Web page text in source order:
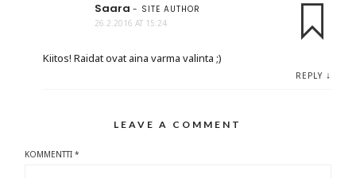
Saara- SITE AUTHOR
26.2.2016 AT 15:24
Kiitos! Raidat ovat aina varma valinta ;)
REPLY ↓
LEAVE A COMMENT
KOMMENTTI*